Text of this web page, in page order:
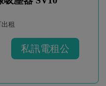
出租
私訊電租公